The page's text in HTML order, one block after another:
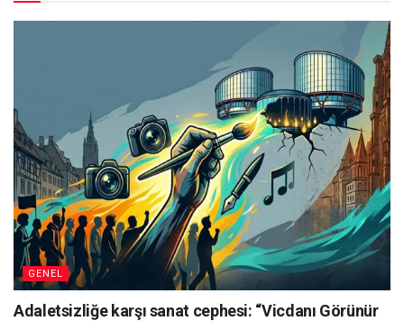
GENEL
Adaletsizliğe karşı sanat cephesi: “Vicdanı Görünür